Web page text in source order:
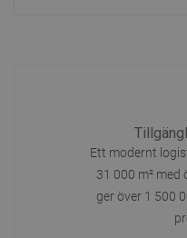
Ett modernt
31 000 m² med
ger över 1 500